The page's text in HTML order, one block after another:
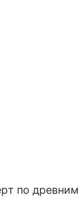
по